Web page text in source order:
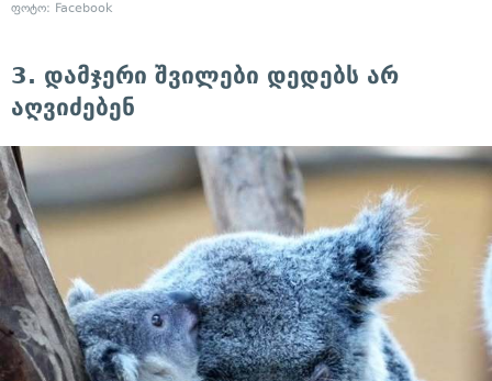
ფოტო: Facebook
3. დამჯერი შვილები დედებს არ
აღვიძებენ